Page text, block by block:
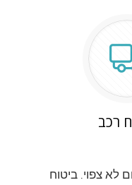
רכב
לא צפוי. ביטוח